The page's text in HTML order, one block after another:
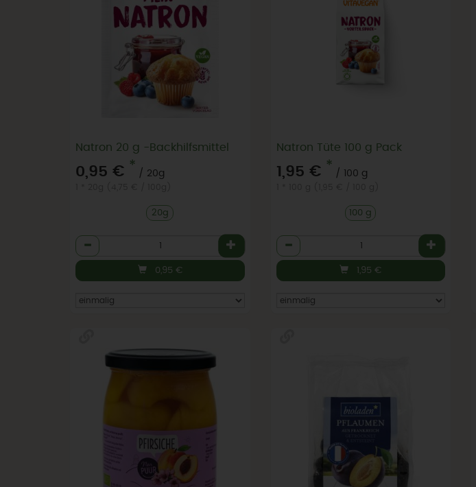
Natron 20 g -Backhilfsmittel
0,95 € *
/ 20g
20g
Anzahl
0,95 €
Natron Tüte 100 g Pack
1,95 € *
/ 100 g
100 g
Anzahl
1,95 €